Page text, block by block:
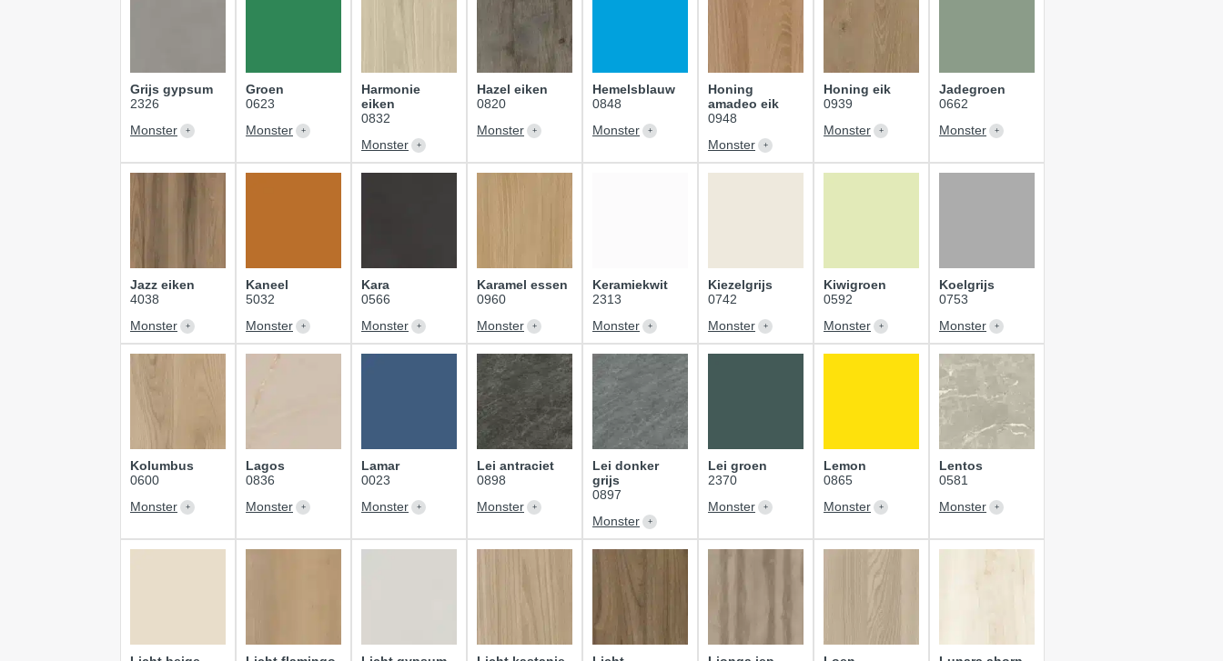
Grijs gypsum
2326
Monster
Groen
0623
Monster
Harmonie
eiken
0832
Monster
Hazel eiken
0820
Monster
Hemelsblauw
0848
Monster
Honing
amadeo eik
0948
Monster
Honing eik
0939
Monster
Jadegroen
0662
Monster
Jazz eiken
4038
Monster
Kaneel
5032
Monster
Kara
0566
Monster
Karamel essen
0960
Monster
Keramiekwit
2313
Monster
Kiezelgrijs
0742
Monster
Kiwigroen
0592
Monster
Koelgrijs
0753
Monster
Kolumbus
0600
Monster
Lagos
0836
Monster
Lamar
0023
Monster
Lei antraciet
0898
Monster
Lei donker
grijs
0897
Monster
Lei groen
2370
Monster
Lemon
0865
Monster
Lentos
0581
Monster